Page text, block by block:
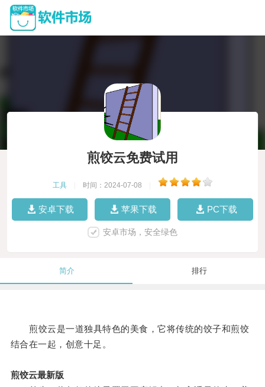
煎饺云免费试用
工具 时间：2024-07-08
安卓下载 苹果下载 PC下载
安卓市场，安全绿色
简介 排行
煎饺云是一道独具特色的美食，它将传统的饺子和煎饺
结合在一起，创意十足。
煎饺云最新版